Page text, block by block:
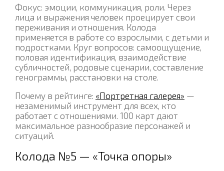
Фокус: эмоции, коммуникация, роли. Через
лица и выражения человек проецирует свои
переживания и отношения. Колода
применяется в работе со взрослыми, с детьми и
подростками. Круг вопросов: самоощущение,
половая идентификация, взаимодействие
субличностей, родовые сценарии, составление
генограммы, расстановки на столе.
Почему в рейтинге: «Портретная галерея» —
незаменимый инструмент для всех, кто
работает с отношениями. 100 карт дают
максимальное разнообразие персонажей и
ситуаций.
Колода №5 — «Точка опоры»